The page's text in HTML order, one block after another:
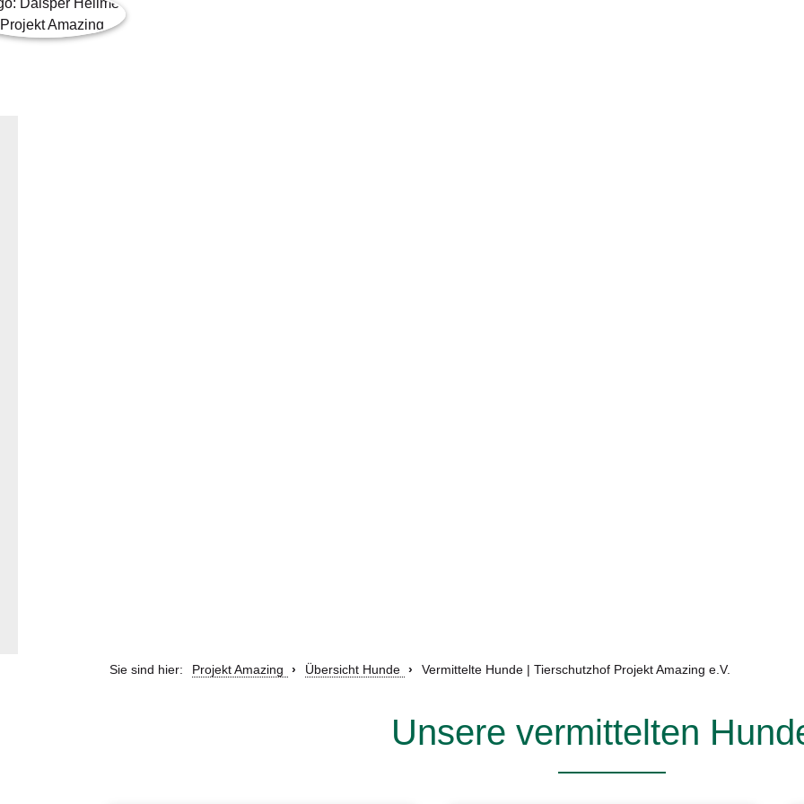
Sie sind hier: Projekt Amazing Übersicht Hunde Vermittelte Hunde | Tierschutzhof Projekt Amazing e.V.
Unsere vermittelten